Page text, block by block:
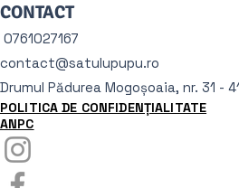
CONTACT
0761027167
contact@satulupupu.ro
Drumul Pădurea Mogoșoaia, nr. 31 -
POLITICA DE CONFIDENȚIALITATE
ANPC